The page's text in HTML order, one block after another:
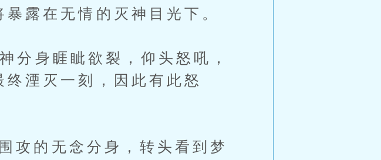
露在无情的灭神目光下。
身睚眦欲裂，仰头怒吼，
湮灭一刻，因此有此怒
的无念分身，转头看到梦